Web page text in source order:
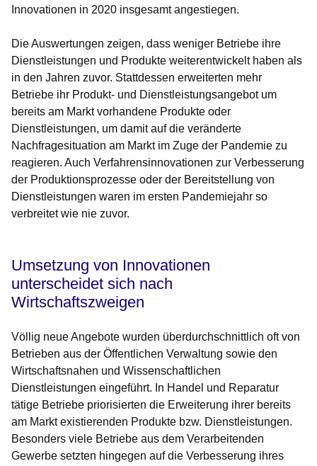
Innovationen in 2020 insgesamt angestiegen.
Die Auswertungen zeigen, dass weniger Betriebe ihre
Dienstleistungen und Produkte weiterentwickelt haben als
in den Jahren zuvor. Stattdessen erweiterten mehr
Betriebe ihr Produkt- und Dienstleistungsangebot um
bereits am Markt vorhandene Produkte oder
Dienstleistungen, um damit auf die veränderte
Nachfragesituation am Markt im Zuge der Pandemie zu
reagieren. Auch Verfahrensinnovationen zur Verbesserung
der Produktionsprozesse oder der Bereitstellung von
Dienstleistungen waren im ersten Pandemiejahr so
verbreitet wie nie zuvor.
Umsetzung von Innovationen
unterscheidet sich nach
Wirtschaftszweigen
Völlig neue Angebote wurden überdurchschnittlich oft von
Betrieben aus der Öffentlichen Verwaltung sowie den
Wirtschaftsnahen und Wissenschaftlichen
Dienstleistungen eingeführt. In Handel und Reparatur
tätige Betriebe priorisierten die Erweiterung ihrer bereits
am Markt existierenden Produkte bzw. Dienstleistungen.
Besonders viele Betriebe aus dem Verarbeitenden
Gewerbe setzten hingegen auf die Verbesserung ihres